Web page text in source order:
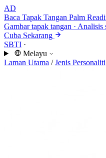
AD
Baca Tapak Tangan Palm
Gambar tapak tangan · Analisis
Cuba Sekarang
SBTI ·
Melayu
Laman Utama / Jenis Personaliti